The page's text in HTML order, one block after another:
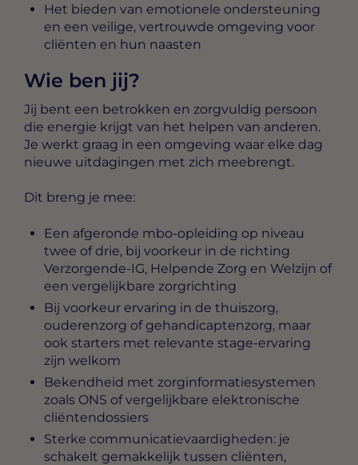
Het bieden van emotionele ondersteuning
en een veilige, vertrouwde omgeving voor
cliënten en hun naasten
Wie ben jij?
Jij bent een betrokken en zorgvuldig persoon
die energie krijgt van het helpen van anderen.
Je werkt graag in een omgeving waar elke dag
nieuwe uitdagingen met zich meebrengt.
Dit breng je mee:
Een afgeronde mbo-opleiding op niveau
twee of drie, bij voorkeur in de richting
Verzorgende-IG, Helpende Zorg en Welzijn of
een vergelijkbare zorgrichting
Bij voorkeur ervaring in de thuiszorg,
ouderenzorg of gehandicaptenzorg, maar
ook starters met relevante stage-ervaring
zijn welkom
Bekendheid met zorginformatiesystemen
zoals ONS of vergelijkbare elektronische
cliëntendossiers
Sterke communicatievaardigheden: je
schakelt gemakkelijk tussen cliënten,